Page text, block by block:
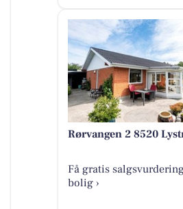
Rørvangen 2 8520
Få gratis
bolig ›